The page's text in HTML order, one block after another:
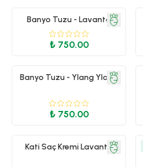
Banyo Tuzu - Lavanta
₺ 750.00
Banyo Tuzu - Ylang Ylang
₺ 750.00
Kati Saç Kremi Lavanta